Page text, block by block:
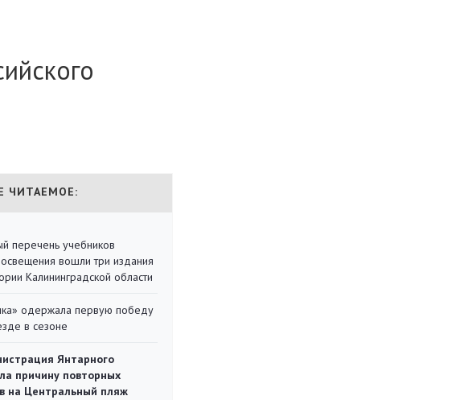
ЧИТАЕМОЕ:
перечень учебников
вошли три издания
Калининградской области
одержала первую победу
в сезоне
Янтарного
причину повторных
на Центральный пляж